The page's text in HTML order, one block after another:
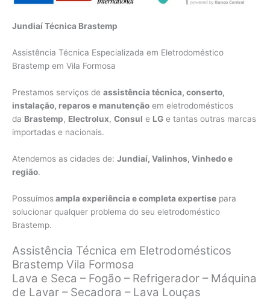
Jundiaí Técnica Brastemp
Assistência Técnica Especializada em Eletrodoméstico
Brastemp em Vila Formosa
Prestamos serviços de assistência técnica, conserto,
instalação, reparos e manutenção em eletrodomésticos
da Brastemp, Electrolux, Consul e LG e tantas outras marcas
importadas e nacionais.
Atendemos as cidades de: Jundiaí, Valinhos, Vinhedo e
região.
Possuímosampla experiência e completa expertise para
solucionar qualquer problema do seu eletrodoméstico
Brastemp.
Assistência Técnica em Eletrodomésticos
Brastemp Vila Formosa
Lava e Seca – Fogão – Refrigerador – Máquina
de Lavar – Secadora – Lava Louças